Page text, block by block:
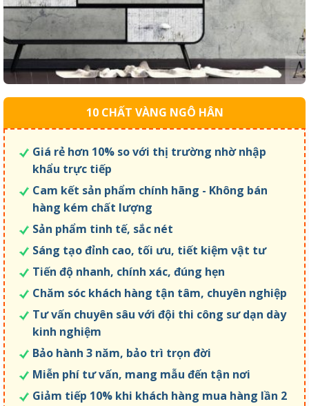
10 CHẤT VÀNG NGÔ HÂN
Giá rẻ hơn 10% so với thị trường nhờ nhập
khẩu trực tiếp
Cam kết sản phẩm chính hãng - Không bán
hàng kém chất lượng
Sản phẩm tinh tế, sắc nét
Sáng tạo đỉnh cao, tối ưu, tiết kiệm vật tư
Tiến độ nhanh, chính xác, đúng hẹn
Chăm sóc khách hàng tận tâm, chuyên nghiệp
Tư vấn chuyên sâu với đội thi công sư dạn dày
kinh nghiệm
Bảo hành 3 năm, bảo trì trọn đời
Miễn phí tư vấn, mang mẫu đến tận nơi
Giảm tiếp 10% khi khách hàng mua hàng lần 2